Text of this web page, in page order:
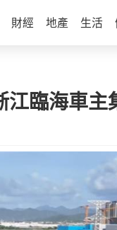
財經 地產 生活
臨海車主